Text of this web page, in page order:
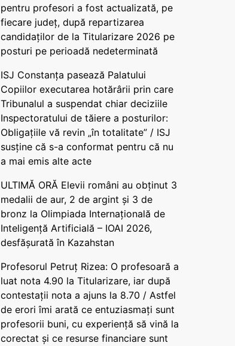
pentru profesori a fost actualizată, pe
fiecare județ, după repartizarea
candidaților de la Titularizare 2026 pe
posturi pe perioadă nedeterminată
ISJ Constanța pasează Palatului
Copiilor executarea hotărârii prin care
Tribunalul a suspendat chiar deciziile
Inspectoratului de tăiere a posturilor:
Obligațiile vă revin „în totalitate” / ISJ
susține că s-a conformat pentru că nu
a mai emis alte acte
ULTIMĂ ORĂ Elevii români au obținut 3
medalii de aur, 2 de argint și 3 de
bronz la Olimpiada Internațională de
Inteligență Artificială – IOAI 2026,
desfășurată în Kazahstan
Profesorul Petruț Rizea: O profesoară a
luat nota 4.90 la Titularizare, iar după
contestații nota a ajuns la 8.70 / Astfel
de erori îmi arată ce entuziasmați sunt
profesorii buni, cu experiență să vină la
corectat și ce resurse financiare sunt